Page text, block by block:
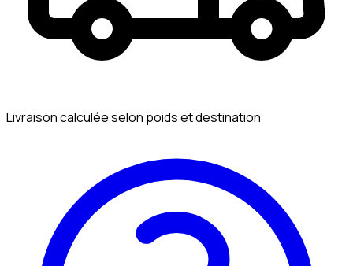
Livraison calculée selon poids et destination